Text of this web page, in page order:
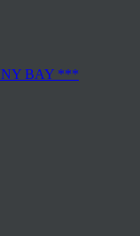
BAY ***